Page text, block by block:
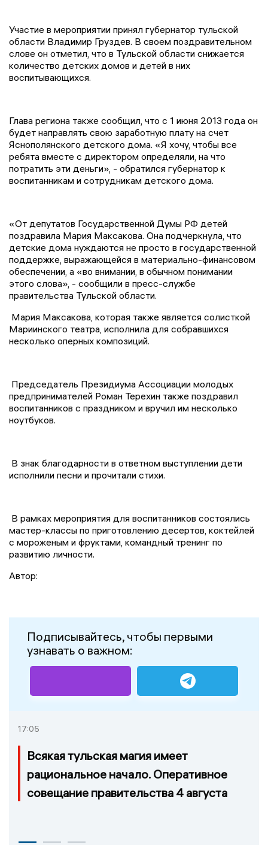
Участие в мероприятии принял губернатор тульской
области Владимир Груздев. В своем поздравительном
слове он отметил, что в Тульской области снижается
количество детских домов и детей в них
воспитывающихся.
Глава региона также сообщил, что с 1 июня 2013 года он
будет направлять свою заработную плату на счет
Яснополянского детского дома. «Я хочу, чтобы все
ребята вместе с директором определяли, на что
потратить эти деньги», - обратился губернатор к
воспитанникам и сотрудникам детского дома.
«От депутатов Государственной Думы РФ детей
поздравила Мария Максакова. Она подчеркнула, что
детские дома нуждаются не просто в государственной
поддержке, выражающейся в материально-финансовом
обеспечении, а «во внимании, в обычном понимании
этого слова», - сообщили в пресс-службе
правительства Тульской области.
Мария Максакова, которая также является солисткой
Мариинского театра, исполнила для собравшихся
несколько оперных композиций.
Председатель Президиума Ассоциации молодых
предпринимателей Роман Терехин также поздравил
воспитанников с праздником и вручил им несколько
ноутбуков.
В знак благодарности в ответном выступлении дети
исполнили песни и прочитали стихи.
В рамках мероприятия для воспитанников состоялись
мастер-классы по приготовлению десертов, коктейлей
с мороженым и фруктами, командный тренинг по
развитию личности.
Автор:
Подписывайтесь, чтобы первыми
узнавать о важном:
17:05
Всякая тульская магия имеет
рациональное начало. Оперативное
совещание правительства 4 августа